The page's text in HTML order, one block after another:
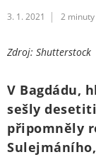
3. 1. 2021 2
Zdroj: Shutterstock
V Bagdádu,
sešly
připomněly